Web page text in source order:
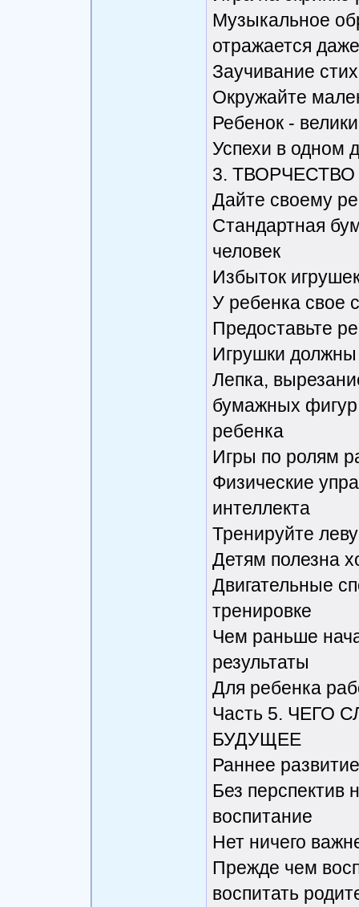
Музыкальное
отражается
Заучивание
Окружайте
Ребенок -
Успехи в одном
3.
Дайте своему
Стандартная
человек
Избыток
У ребенка свое
Предоставьте
Игрушки
Лепка,
бумажных фигур
ребенка
Игры по ролям
Физические
интеллекта
Тренируйте
Детям полезна
Двигательные
тренировке
Чем раньше
результаты
Для ребенка
Часть 5. ЧЕГО
БУДУЩЕЕ
Раннее
Без перспектив
воспитание
Нет ничего
Прежде чем
воспитать